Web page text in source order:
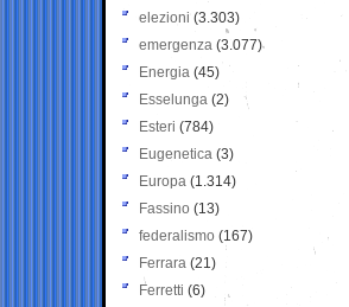
elezioni (3.303)
emergenza (3.077)
Energia (45)
Esselunga (2)
Esteri (784)
Eugenetica (3)
Europa (1.314)
Fassino (13)
federalismo (167)
Ferrara (21)
Ferretti (6)